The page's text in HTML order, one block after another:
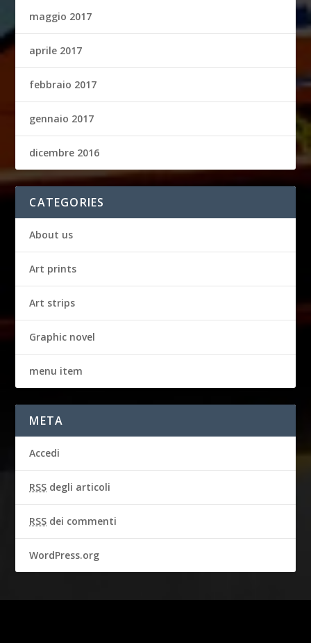
maggio 2017
aprile 2017
febbraio 2017
gennaio 2017
dicembre 2016
CATEGORIES
About us
Art prints
Art strips
Graphic novel
menu item
META
Accedi
RSS degli articoli
RSS dei commenti
WordPress.org